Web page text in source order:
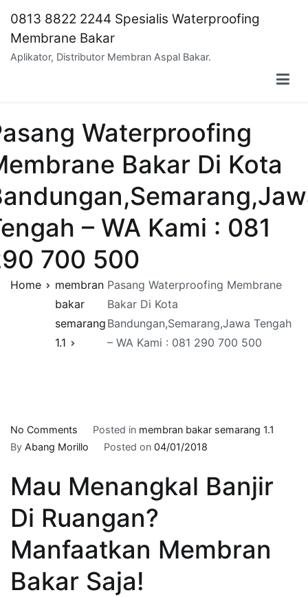
content
0813 8822 2244 Spesialis Waterproofing
Membrane Bakar
Aplikator, Distributor Membran Aspal Bakar.
Waterproofing
Bakar Di Kota
– WA Kami : 081
700 500
Home
membran
bakar
semarang
1.1
Pasang Waterproofing Membrane
Bakar Di Kota
Bandungan,Semarang,Jawa Tengah
– WA Kami : 081 290 700 500
No Comments
Pasang
Membrane
Bakar
Di
Bandungan,Semarang,Jawa
Posted in membran bakar semarang 1.1
By Abang Morillo Posted on 04/01/2018
Mau Menangkal Banjir
Di Ruangan?
Manfaatkan Membran
Bakar Saja!